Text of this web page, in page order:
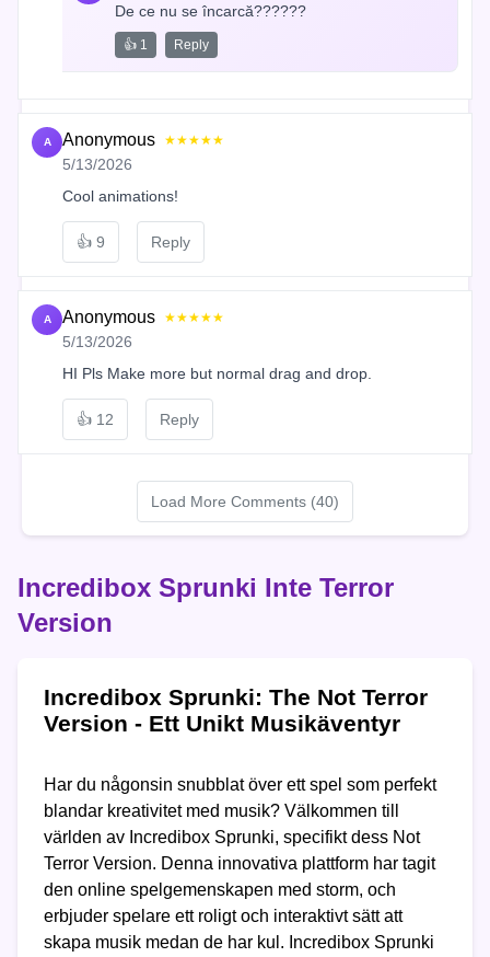
De ce nu se încarcă??????
👍 1 Reply
A Anonymous ★★★★★
5/13/2026
Cool animations!
👍 9 Reply
A Anonymous ★★★★★
5/13/2026
HI Pls Make more but normal drag and drop.
👍 12 Reply
Load More Comments (40)
Incredibox Sprunki Inte Terror
Version
Incredibox Sprunki: The Not Terror
Version - Ett Unikt Musikäventyr
Har du någonsin snubblat över ett spel som perfekt
blandar kreativitet med musik? Välkommen till
världen av Incredibox Sprunki, specifikt dess Not
Terror Version. Denna innovativa plattform har tagit
den online spelgemenskapen med storm, och
erbjuder spelare ett roligt och interaktivt sätt att
skapa musik medan de har kul. Incredibox Sprunki